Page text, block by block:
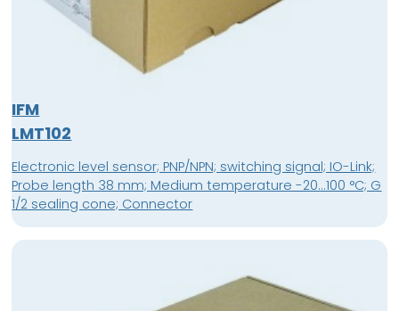
IFM
LMT102
Electronic level sensor; PNP/NPN; switching signal; IO-Link;
Probe length 38 mm; Medium temperature -20...100 °C; G
1/2 sealing cone; Connector